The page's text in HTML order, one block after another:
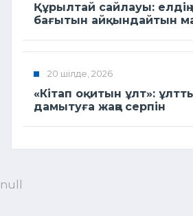
Құрылтай сайлауы: елдің
бағытын айқындайтын
20 шілде, 2026
«Кітап оқитын ұлт»:
дамытуға жаңа серпін
null